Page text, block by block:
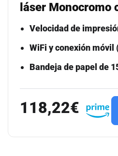
láser Monocromo
Velocidad de
WiFi y conexión móvil
Bandeja de papel de
118,22€